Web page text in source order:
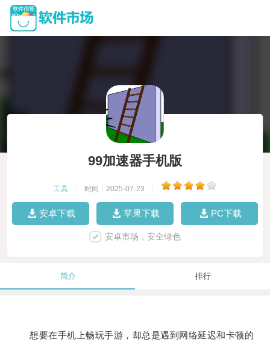
99加速器手机版
工具 时间：2025-07-23
安卓下载 苹果下载 PC下载
安卓市场，安全绿色
简介 排行
想要在手机上畅玩手游，却总是遇到网络延迟和卡顿的